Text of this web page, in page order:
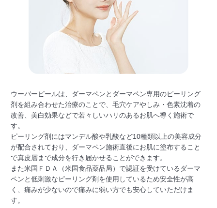
ウーバーピールは、ダーマペンとダーマペン専用のピーリング
剤を組み合わせた治療のことで、毛穴ケアやしみ・色素沈着の
改善、美白効果などで若々しいハリのあるお肌へ導く施術で
す。
ピーリング剤にはマンデル酸や乳酸など10種類以上の美容成分
が配合されており、ダーマペン施術直後にお肌に塗布すること
で真皮層まで成分を行き届かせることができます。
また米国ＦＤＡ（米国食品薬品局）で認証を受けているダーマ
ペンと低刺激なピーリング剤を使用しているため安全性が高
く、痛みが少ないので痛みに弱い方でも安心していただけま
す。